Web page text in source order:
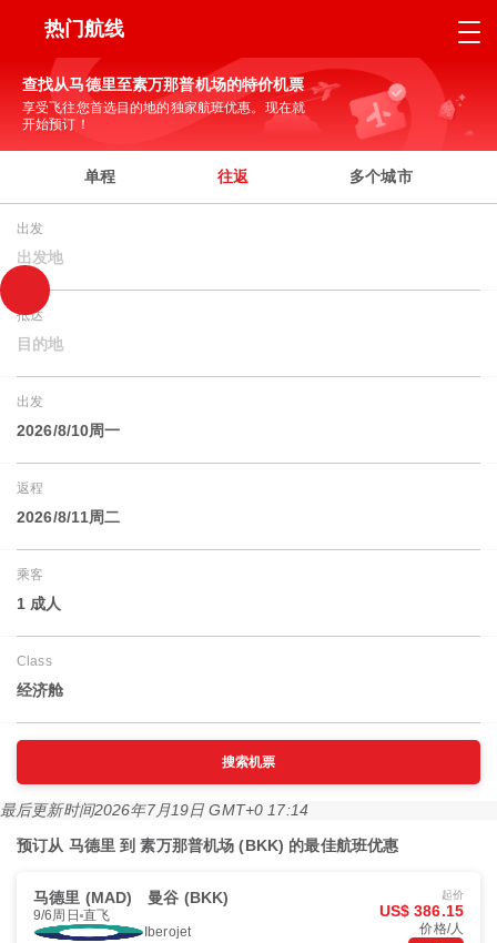
热门航线
查找从马德里至素万那普机场的特价机票
享受飞往您首选目的地的独家航班优惠。现在就
开始预订！
单程 往返 多个城市
出发
出发地
抵达
目的地
出发
2026/8/10周一
返程
2026/8/11周二
乘客
1 成人
Class
经济舱
搜索机票
最后更新时间2026年7月19日 GMT+0 17:14
预订从 马德里 到 素万那普机场 (BKK) 的最佳航班优惠
马德里 (MAD) 曼谷 (BKK)
9/6周日 直飞
Iberojet
起价
US$ 386.15
价格/人